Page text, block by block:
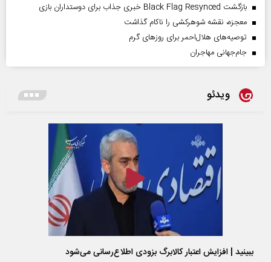
بازگشت Black Flag Resynced خبری جذاب برای دوستداران بازی
معجزه، نقشه شوهرکشی را ناکام گذاشت
توصیه‌های هلال‌احمر برای روز‌های گرم
جام‌جهانی مهاجران
ویدئو
ببینید | افزایش اعتبار کالابرگ بزودی اطلاع‌رسانی می‌شود